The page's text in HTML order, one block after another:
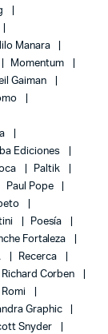
Manara
Momentum
Gaiman
Ediciones
Paltik
Paul Pope
Poesía
Fortaleza
Recerca
Richard Corben
Romi
Graphic
Snyder